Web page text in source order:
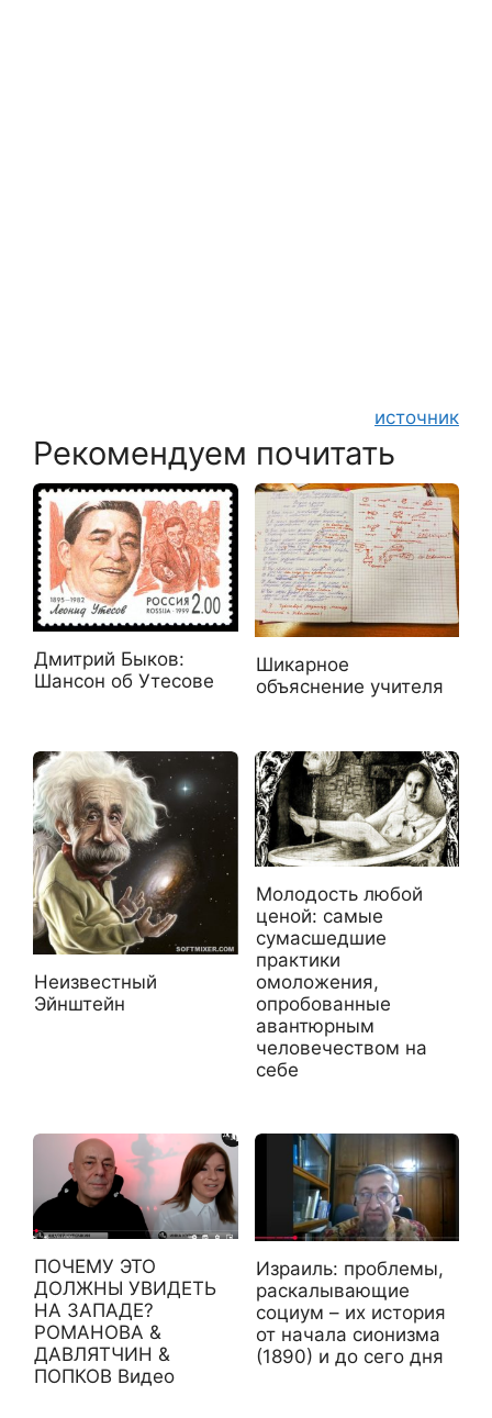
источник
Рекомендуем почитать
Дмитрий Быков:
Шансон об Утесове
Шикарное
объяснение учителя
Неизвестный
Эйнштейн
Молодость любой
ценой: самые
сумасшедшие
практики
омоложения,
опробованные
авантюрным
человечеством на
себе
ПОЧЕМУ ЭТО
ДОЛЖНЫ УВИДЕТЬ
НА ЗАПАДЕ?
РОМАНОВА &
ДАВЛЯТЧИН &
ПОПКОВ Видео
Израиль: проблемы,
раскалывающие
социум – их история
от начала сионизма
(1890) и до сего дня